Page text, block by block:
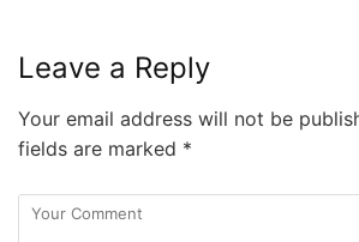
Leave a Reply
Your email address will not be
fields are marked *